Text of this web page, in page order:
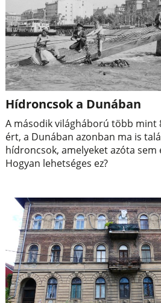
Hídroncsok a Dunában
A második világháború több mint
ért, a Dunában azonban ma is
hídroncsok, amelyeket azóta sem
Hogyan lehetséges ez?